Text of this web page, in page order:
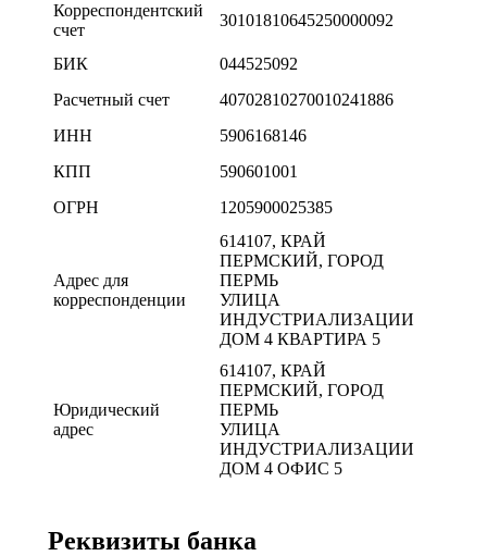
Корреспондентский
счет
30101810645250000092
БИК
044525092
Расчетный счет
40702810270010241886
ИНН
5906168146
КПП
590601001
ОГРН
1205900025385
Адрес для
корреспонденции
614107, КРАЙ
ПЕРМСКИЙ, ГОРОД
ПЕРМЬ
УЛИЦА
ИНДУСТРИАЛИЗАЦИИ
ДОМ 4 КВАРТИРА 5
Юридический
адреc
614107, КРАЙ
ПЕРМСКИЙ, ГОРОД
ПЕРМЬ
УЛИЦА
ИНДУСТРИАЛИЗАЦИИ
ДОМ 4 ОФИС 5
Реквизиты банка